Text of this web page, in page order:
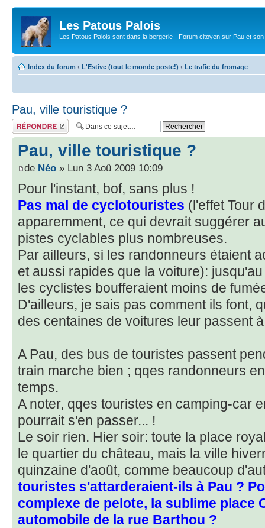
Les Patous Palois
Les Patous Palois sont dans la bergerie - Forum citoyen sur Pau et son
Index du forum ‹ L'Estive (tout le monde poste!) ‹ Le trafic du fromage
Pau, ville touristique ?
Répondre
Pau, ville touristique ?
de Néo » Lun 3 Aoû 2009 10:09
Pour l'instant, bof, sans plus !
Pas mal de cyclotouristes (l'effet Tour
apparemment, ce qui devrait suggérer
pistes cyclables plus nombreuses.
Par ailleurs, si les randonneurs étaient
et aussi rapides que la voiture):
les cyclistes boufferaient moins de
D'ailleurs, je sais pas comment ils font,
des centaines de voitures leur passent
A Pau, des bus de touristes passent
train marche bien ; qqes randonneurs
temps.
A noter, qqes touristes en camping-car
pourrait s'en passer... !
Le soir rien. Hier soir: toute la place
le quartier du château, mais la ville
quinzaine d'août, comme beaucoup
touristes s'attarderaient-ils à Pau ?
complexe de pelote, la sublime place
automobile de la rue Barthou ?